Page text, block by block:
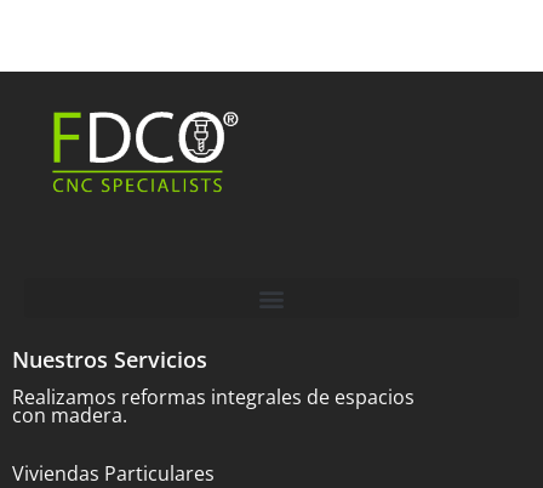
Nuestros Servicios
Realizamos reformas integrales de espacios
con madera.
Viviendas Particulares